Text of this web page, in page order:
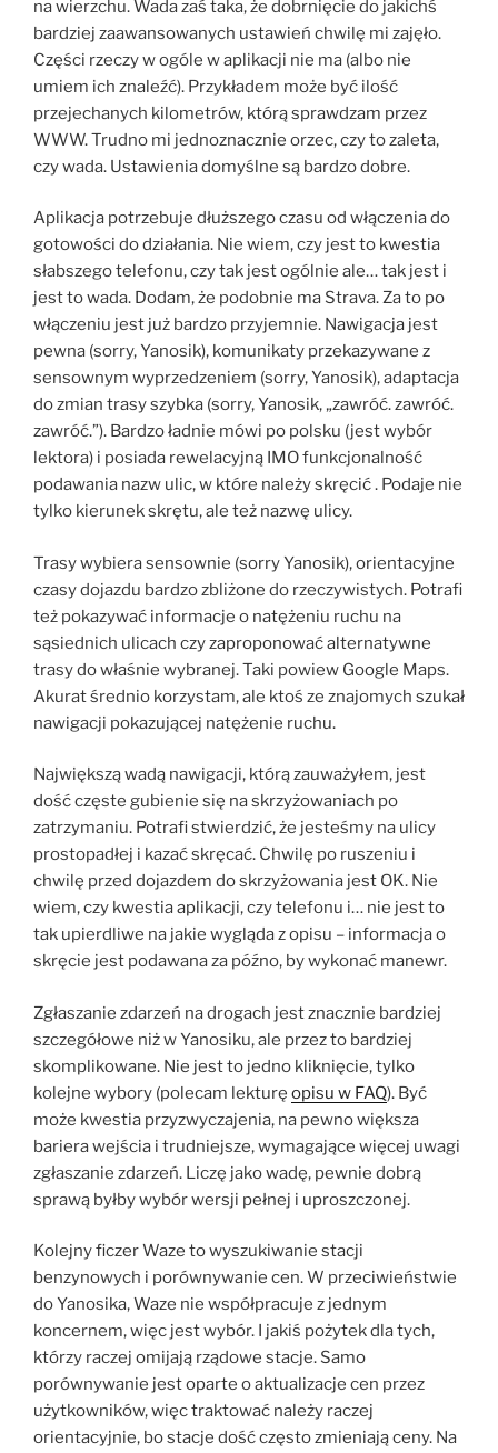
na wierzchu. Wada zaś taka, że dobrnięcie do jakichś
bardziej zaawansowanych ustawień chwilę mi zajęło.
Części rzeczy w ogóle w aplikacji nie ma (albo nie
umiem ich znaleźć). Przykładem może być ilość
przejechanych kilometrów, którą sprawdzam przez
WWW. Trudno mi jednoznacznie orzec, czy to zaleta,
czy wada. Ustawienia domyślne są bardzo dobre.
Aplikacja potrzebuje dłuższego czasu od włączenia do
gotowości do działania. Nie wiem, czy jest to kwestia
słabszego telefonu, czy tak jest ogólnie ale… tak jest i
jest to wada. Dodam, że podobnie ma Strava. Za to po
włączeniu jest już bardzo przyjemnie. Nawigacja jest
pewna (sorry, Yanosik), komunikaty przekazywane z
sensownym wyprzedzeniem (sorry, Yanosik), adaptacja
do zmian trasy szybka (sorry, Yanosik, „zawróć. zawróć.
zawróć.”). Bardzo ładnie mówi po polsku (jest wybór
lektora) i posiada rewelacyjną IMO funkcjonalność
podawania nazw ulic, w które należy skręcić . Podaje nie
tylko kierunek skrętu, ale też nazwę ulicy.
Trasy wybiera sensownie (sorry Yanosik), orientacyjne
czasy dojazdu bardzo zbliżone do rzeczywistych. Potrafi
też pokazywać informacje o natężeniu ruchu na
sąsiednich ulicach czy zaproponować alternatywne
trasy do właśnie wybranej. Taki powiew Google Maps.
Akurat średnio korzystam, ale ktoś ze znajomych szukał
nawigacji pokazującej natężenie ruchu.
Największą wadą nawigacji, którą zauważyłem, jest
dość częste gubienie się na skrzyżowaniach po
zatrzymaniu. Potrafi stwierdzić, że jesteśmy na ulicy
prostopadłej i kazać skręcać. Chwilę po ruszeniu i
chwilę przed dojazdem do skrzyżowania jest OK. Nie
wiem, czy kwestia aplikacji, czy telefonu i… nie jest to
tak upierdliwe na jakie wygląda z opisu – informacja o
skręcie jest podawana za późno, by wykonać manewr.
Zgłaszanie zdarzeń na drogach jest znacznie bardziej
szczegółowe niż w Yanosiku, ale przez to bardziej
skomplikowane. Nie jest to jedno kliknięcie, tylko
kolejne wybory (polecam lekturę opisu w FAQ). Być
może kwestia przyzwyczajenia, na pewno większa
bariera wejścia i trudniejsze, wymagające więcej uwagi
zgłaszanie zdarzeń. Liczę jako wadę, pewnie dobrą
sprawą byłby wybór wersji pełnej i uproszczonej.
Kolejny ficzer Waze to wyszukiwanie stacji
benzynowych i porównywanie cen. W przeciwieństwie
do Yanosika, Waze nie współpracuje z jednym
koncernem, więc jest wybór. I jakiś pożytek dla tych,
którzy raczej omijają rządowe stacje. Samo
porównywanie jest oparte o aktualizacje cen przez
użytkowników, więc traktować należy raczej
orientacyjnie, bo stacje dość często zmieniają ceny. Na